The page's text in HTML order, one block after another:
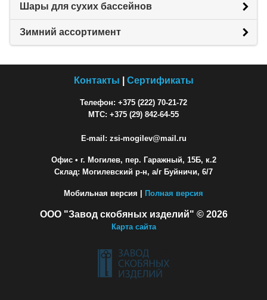
Шары для сухих бассейнов
Зимний ассортимент
Контакты Сертификаты
Телефон: +375 (222) 70-21-72
МТС: +375 (29) 842-64-55
E-mail: zsi-mogilev@mail.ru
Офис• г. Могилев, пер. Гаражный, 15Б, к.2
Склад: Могилевский р-н, а/г Буйничи, 6/7
Мобильная версия | Полная версия
ООО "Завод скобяных изделий" © 2026
Карта сайта